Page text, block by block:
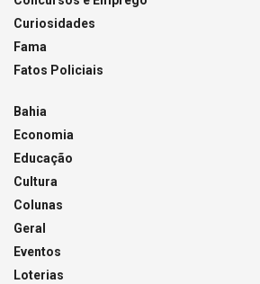
Curiosidades
Fama
Fatos Policiais
Bahia
Economia
Educação
Cultura
Colunas
Geral
Eventos
Loterias